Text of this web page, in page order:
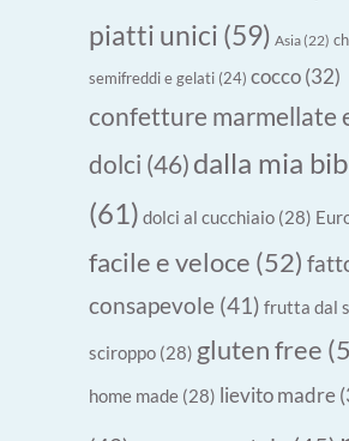
piatti unici (59) Asia(22)
semifreddi e gelati (24) cocco (32)
confetture marmellate
dolci (46) dalla mia
(61) dolci al cucchiaio (28)
facile e veloce (52)
consapevole (41) frutta dal
sciroppo (28) gluten free
home made (28) lievito madre